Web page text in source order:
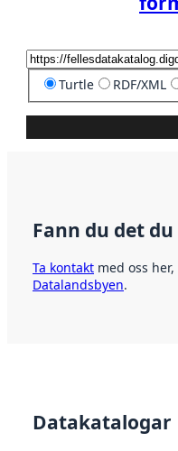
Turtle RDF/XML
Fann du det
Ta kontakt med oss
Datalandsbyen.
Datakatalogar